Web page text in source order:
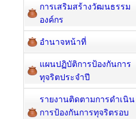
การเสริมสร้างวัฒนธรรม
องค์กร
อำนาจหน้าที่
แผนปฏิบัติการป้องกันการ
ทุจริตประจำปี
รายงานติดตามการดำเนิน
การป้องกันการทุจริตรอบ